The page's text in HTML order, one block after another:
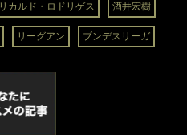
リカルド・ロドリゲス 酒井宏樹
リーグアン ブンデスリーガ